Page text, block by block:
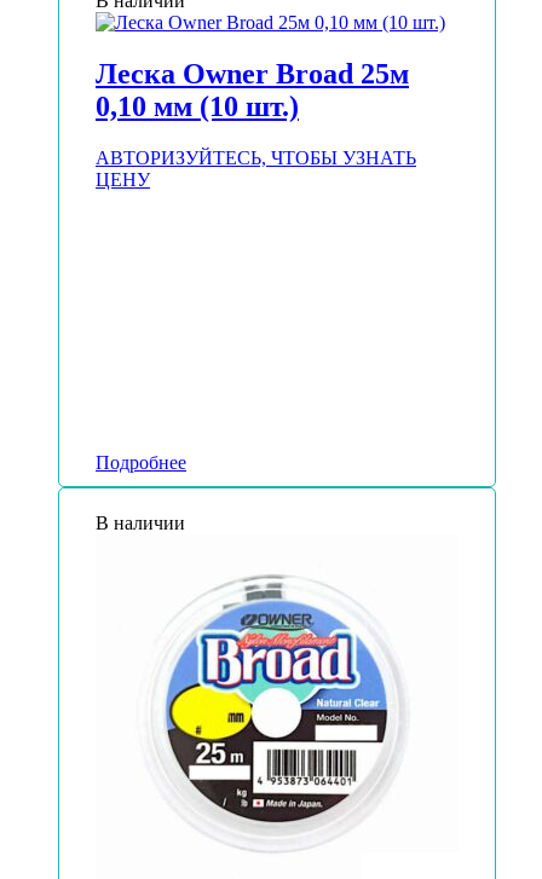
Леска Owner Broad 25м
0,10 мм (10 шт.)
АВТОРИЗУЙТЕСЬ, ЧТОБЫ УЗНАТЬ
ЦЕНУ
Подробнее
В наличии